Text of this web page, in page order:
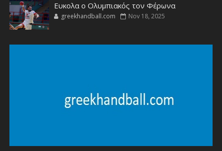
Ευκολα ο Ολυμπιακός τον Φέρωνα
greekhandball.com Nov 18, 2025